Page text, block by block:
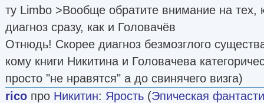
ту Limbo >Вообще обратите внимание на тех,
диагноз сразу, как и Головачёв
Отнюдь! Скорее диагноз безмозглого
кому книги Никитина и Головачева
просто "не нравятся" а до свинячего визга)
rico про Никитин: Ярость (Эпическая